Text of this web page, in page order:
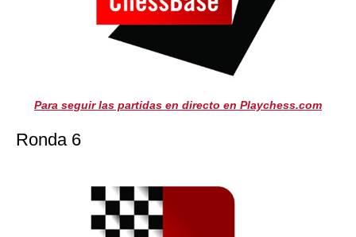
Para seguir las partidas en directo en Playchess.com
Ronda 6